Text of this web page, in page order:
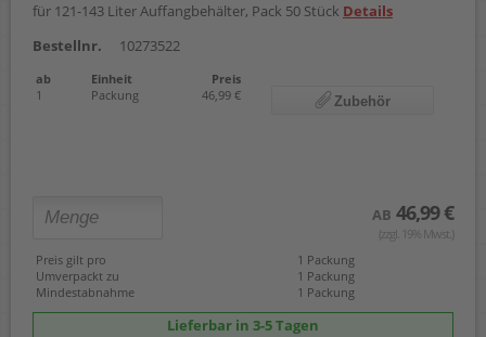
für 121-143 Liter Auffangbehälter, Pack 50 Stück Details
Bestellnr.
10273522
ab Einheit
Preis
1
Packung 46,99 € Zubehör
AB 46,99 €
(zzgl. 19% Mwst.)
Preis gilt pro
1 Packung
Umverpackt zu
1 Packung
Mindestabnahme
1 Packung
Lieferbar in 3-5 Tagen